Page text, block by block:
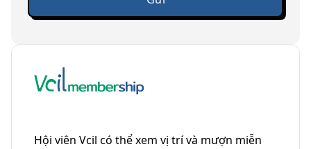
Hội viên Vcil có thể xem vị trí và mượn miễn